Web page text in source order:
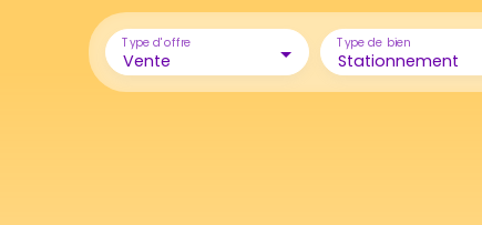
Vente
Type d'offre
Stationnement
Type de bien